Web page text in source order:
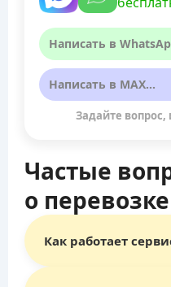
Частые
о перевозке
Написать в
Написать в MAX...
Задайте вопрос,
Как работает